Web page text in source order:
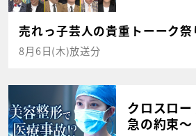
売れっ子芸人の貴重トーーク
8月6日(木)放送分
クロスロ
急の約束～